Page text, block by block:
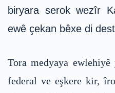
biryara serok wezîr
ewê çekan bêxe di
Tora medyaya
federal ve eşkere kir,